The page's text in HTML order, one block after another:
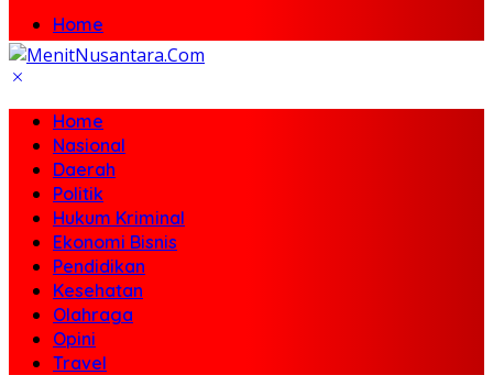
Home
Nasional
Hukum Kriminal
Ekonomi Bisnis
Pendidikan
Kesehatan
Olahraga
Opini
Travel
Home
Nasional
Daerah
Politik
Hukum Kriminal
Ekonomi Bisnis
Pendidikan
Kesehatan
Olahraga
Opini
Travel